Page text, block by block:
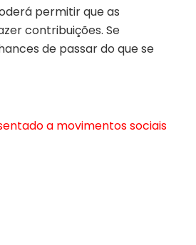
permitir que as
contribuições. Se
de passar do que se
a movimentos sociais